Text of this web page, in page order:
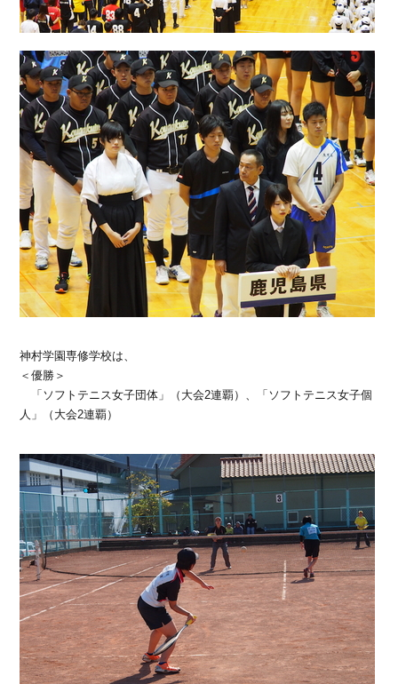
神村学園専修学校は、
＜優勝＞
「ソフトテニス女子団体」（大会2連覇）、「ソフトテニス女子個
人」（大会2連覇）